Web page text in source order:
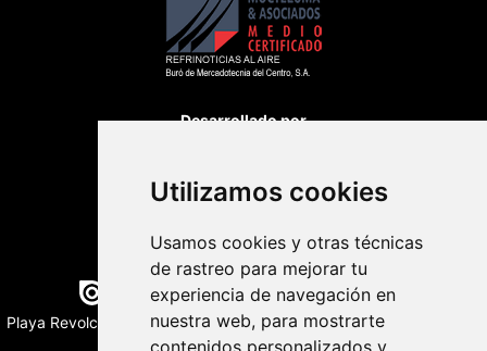
Utilizamos cookies
Usamos cookies y otras técnicas
de rastreo para mejorar tu
experiencia de navegación en
nuestra web, para mostrarte
contenidos personalizados y
Desarrollado por
Edición digital con tecnología
Playa Revolcadero 222 Col. Reforma Iztaccihuatl Norte C.P. 08810
CIUDAD DE MEXICO